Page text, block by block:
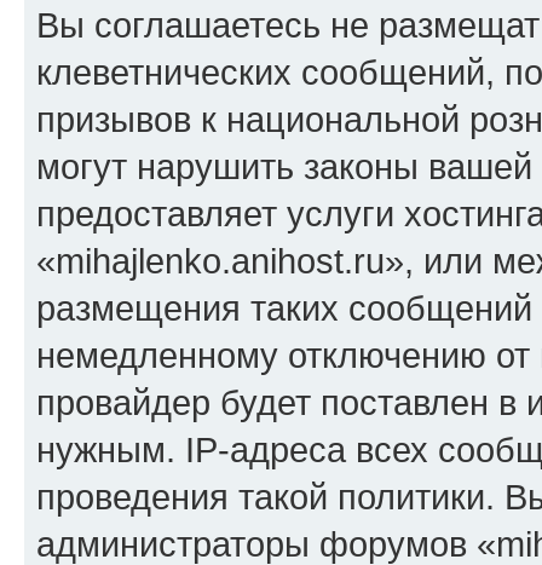
Вы соглашаетесь не
клеветнических сообщений,
призывов к национальной
могут нарушить законы
предоставляет услуги
«mihajlenko.anihost.ru», или
размещения таких
немедленному отключению
провайдер будет поставлен в
нужным. IP-адреса всех
проведения такой политики.
администраторы форумов